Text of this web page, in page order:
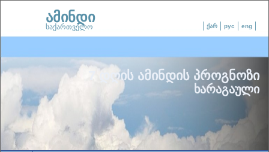
ქარ рус eng
ამინდი
საქართველო
7 დღის ამინდის პროგნოზი
ხარაგაული